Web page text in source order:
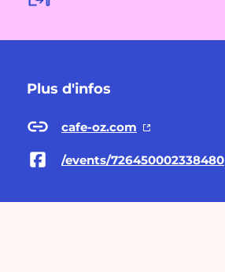
Plus d'infos
cafe-oz.com
/events/726450002338480